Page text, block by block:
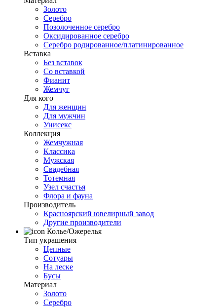
Золото
Серебро
Позолоченное серебро
Оксидированное серебро
Серебро родированное/платинированное
Вставка
Без вставок
Со вставкой
Фианит
Жемчуг
Для кого
Для женщин
Для мужчин
Унисекс
Коллекция
Жемчужная
Классика
Мужская
Свадебная
Тотемная
Узел счастья
Флора и фауна
Производитель
Красноярский ювелирный завод
Другие производители
Колье/Ожерелья
Тип украшения
Цепные
Сотуары
На леске
Бусы
Материал
Золото
Серебро